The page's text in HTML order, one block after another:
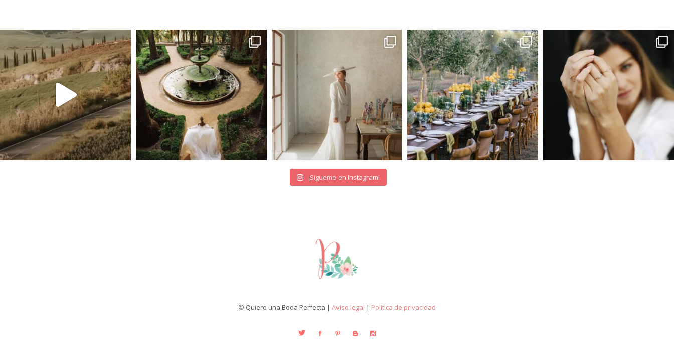
¡Sígueme en Instagram!
© Quiero una Boda Perfecta | Aviso legal | Política de privacidad